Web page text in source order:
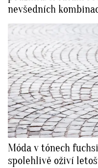
nevšedních
Móda v tónech
spolehlivě oživí